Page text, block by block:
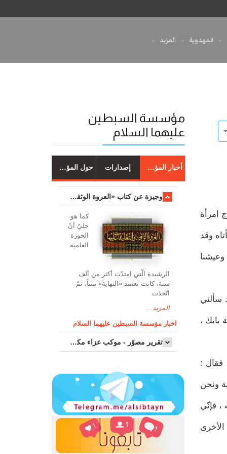
المهدوية المزيد
امرأة
وقد
سألني
بابك ،
فقال :
ونحن
أغسله ، فإنّي
مؤسسة السبطين
عليهما السلام
أخبار المؤسسة إصدارات حول المؤسسة
وجیزة عن کتاب «العروة الوثقی والتعلیقات علیها»
کما هو
جليّ أنّ
الحوزة
العلمیة
الرشیدة الّتي امتدّت أكثر من ألف
سنة، كانت تعتمد «النهاية» متناً، ثمّ
اتّخذت
المزيد...
اخبار مؤسسة السبطين عليهما السلام
تقرير مصوّر - موكب عزاء مکتب سماحة اية الله السيد مرتضى الموسوي الاصفهاني في يوم إستشهاد السيدة فاطم...